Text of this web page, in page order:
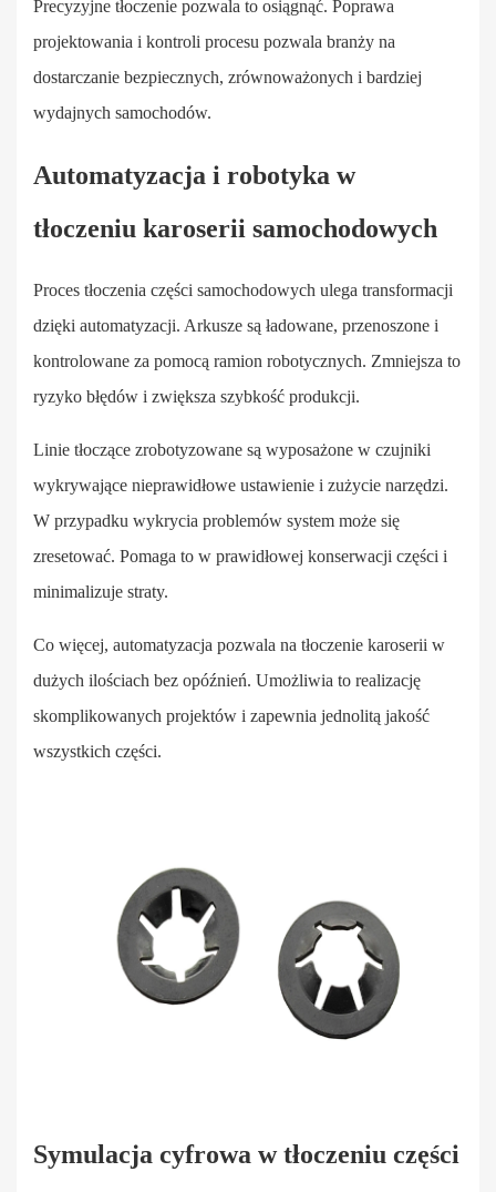
Precyzyjne tłoczenie pozwala to osiągnąć. Poprawa
projektowania i kontroli procesu pozwala branży na
dostarczanie bezpiecznych, zrównoważonych i bardziej
wydajnych samochodów.
Automatyzacja i robotyka w
tłoczeniu karoserii samochodowych
Proces tłoczenia części samochodowych ulega transformacji
dzięki automatyzacji. Arkusze są ładowane, przenoszone i
kontrolowane za pomocą ramion robotycznych. Zmniejsza to
ryzyko błędów i zwiększa szybkość produkcji.
Linie tłoczące zrobotyzowane są wyposażone w czujniki
wykrywające nieprawidłowe ustawienie i zużycie narzędzi.
W przypadku wykrycia problemów system może się
zresetować. Pomaga to w prawidłowej konserwacji części i
minimalizuje straty.
Co więcej, automatyzacja pozwala na tłoczenie karoserii w
dużych ilościach bez opóźnień. Umożliwia to realizację
skomplikowanych projektów i zapewnia jednolitą jakość
wszystkich części.
Symulacja cyfrowa w tłoczeniu części